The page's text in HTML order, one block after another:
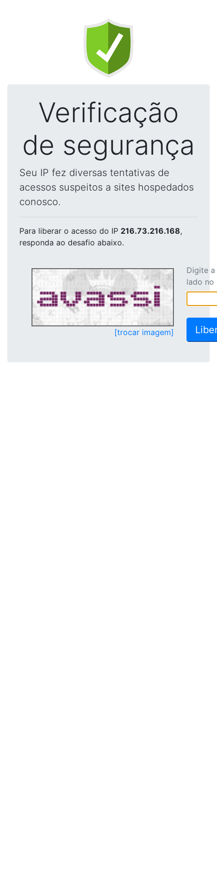
Verificação
de segurança
Seu IP fez diversas tentativas de
acessos suspeitos a sites hospedados
conosco.
Para liberar o acesso do IP 216.73.216.168,
responda ao desafio abaixo.
[trocar imagem]
Digite
lado no